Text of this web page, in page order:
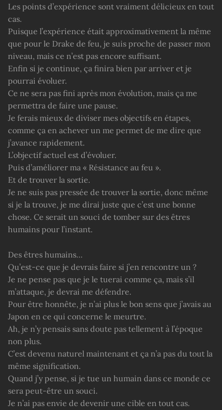
Les points d’expérience sont vraiment délicieux en tout
cas.
Puisque l’expérience était approximativement la même
que pour le Drake de feu, je suis proche de passer mon
niveau, mais ce n’est pas encore suffisant.
Enfin si je continue, ça finira bien par arriver et je
pourrai évoluer.
Ce ne sera pas fini après mon évolution, mais ça me
permettra de faire une pause.
Je ferais mieux de diviser mes objectifs en étapes,
comme ça en achever un me permet de me dire que
j’avance rapidement.
L’objectif actuel est d’évoluer.
Puis d’améliorer ma « Résistance au feu ».
Et de trouver la sortie.
Je ne suis pas pressée de trouver la sortie, donc même
si je la trouve, je me dirai juste que c’est une bonne
chose. Ce serait un souci de tomber sur des êtres
humains pour l’instant.
Des êtres humains…
Qu’est-ce que je devrais faire si j’en rencontre un ?
Je ne pense pas que je le tuerai comme ça, mais s’il
m’attaque, je devrai me défendre.
Pour être honnête, je n’ai plus le bon sens que j’avais au
Japon en ce qui concerne le meurtre.
Ah, je n’y pensais sans doute pas tellement à l’époque
non plus.
C’est devenu naturel maintenant et ça n’a pas du tout la
même signification.
Quand j’y pense, si je tue un humain dans ce monde ce
sera peut-être un souci.
Je n’ai pas envie de devenir une cible en tout cas.